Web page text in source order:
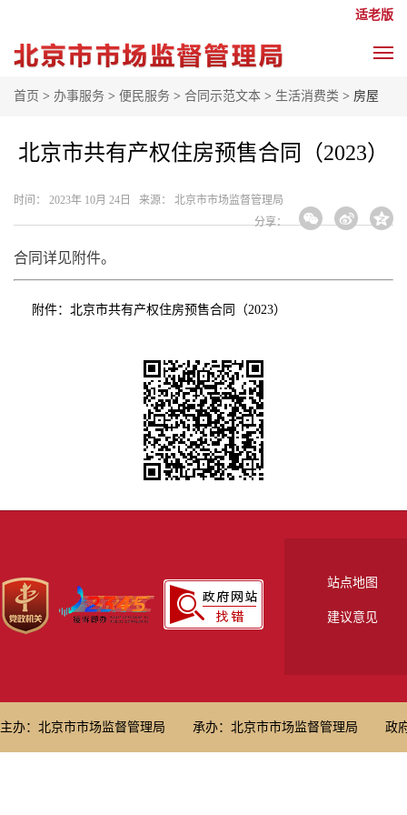
适老版
首页 > 办事服务 > 便民服务 > 合同示范文本 > 生活消费类 > 房屋
北京市共有产权住房预售合同（2023）
时间： 2023年 10月 24日 来源： 北京市市场监督管理局
分享：
合同详见附件。
附件： 北京市共有产权住房预售合同（2023）
站点地图
建议意见
主办：北京市市场监督管理局 承办：北京市市场监督管理局 政